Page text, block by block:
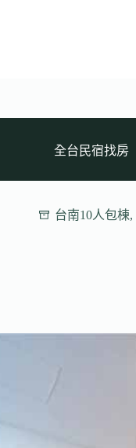
全台民宿找房
台南10人包棟,